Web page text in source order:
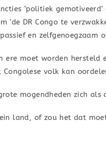
‘politiek
‘de DR Congo te
en zelfgenoegzaam
ere moet worden
volk kan
mogendheden zich als
land, of zou het dat